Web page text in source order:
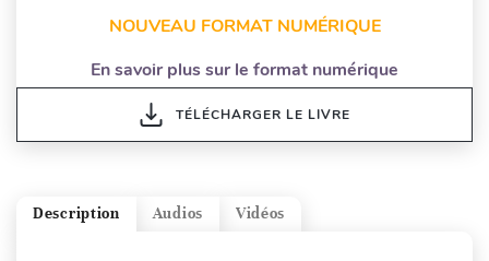
NOUVEAU FORMAT NUMÉRIQUE
En savoir plus sur le format numérique
TÉLÉCHARGER LE LIVRE
Vidéos
Audios
Description